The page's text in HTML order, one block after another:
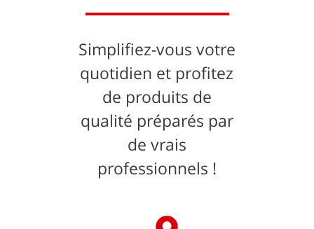
Simplifiez-vous votre
quotidien et profitez
de produits de
qualité préparés par
de vrais
professionnels !